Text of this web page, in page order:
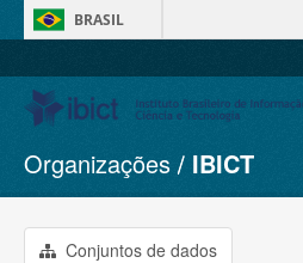
BRASIL
Conjuntos de dados
Organizações
Grupos
Organizações IBICT
Conjuntos de dados